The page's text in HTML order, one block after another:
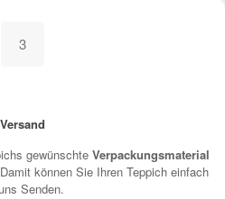
3
Versand
gewünschte Verpackungsmaterial
können Sie Ihren Teppich einfach
Senden.